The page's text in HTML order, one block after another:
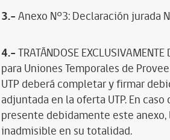
3.-Anexo N°3: Declaración
4.-TRATÁNDOSE
para Uniones Temporales de
UTP deberá completar y firmar
adjuntada en la oferta UTP. En
presente debidamente este
inadmisible en su totalidad.